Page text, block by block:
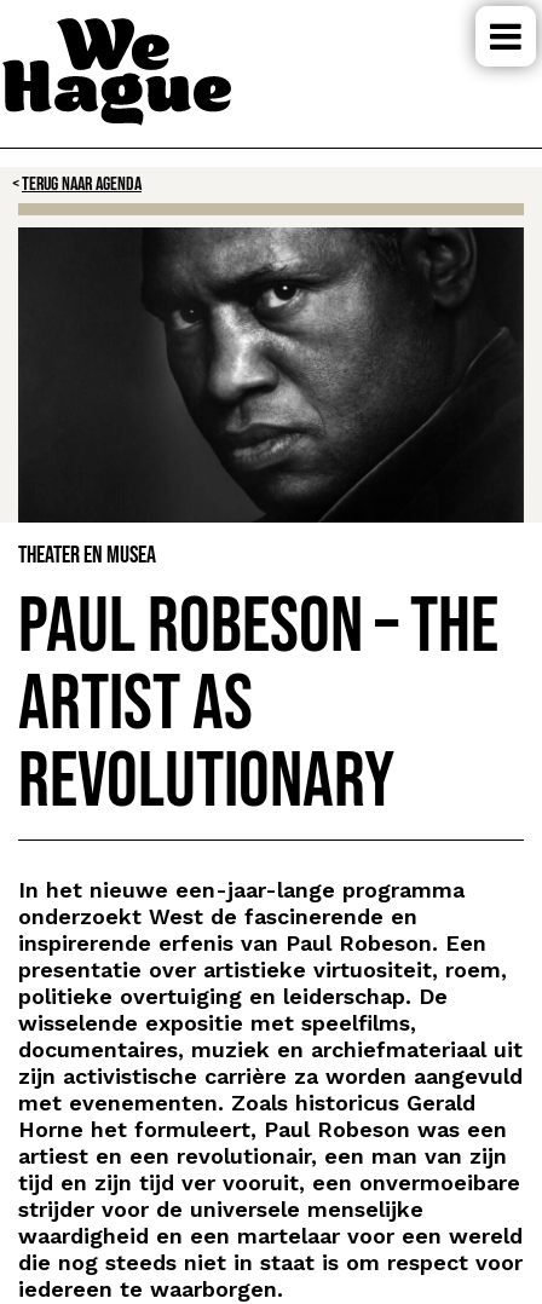
TERUG NAAR AGENDA
Theater en Musea
Paul Robeson – The
artist as
revolutionary
In het nieuwe een-jaar-lange programma
onderzoekt West de fascinerende en
inspirerende erfenis van Paul Robeson. Een
presentatie over artistieke virtuositeit, roem,
politieke overtuiging en leiderschap. De
wisselende expositie met speelfilms,
documentaires, muziek en archiefmateriaal uit
zijn activistische carrière za worden aangevuld
met evenementen. Zoals historicus Gerald
Horne het formuleert, Paul Robeson was een
artiest en een revolutionair, een man van zijn
tijd en zijn tijd ver vooruit, een onvermoeibare
strijder voor de universele menselijke
waardigheid en een martelaar voor een wereld
die nog steeds niet in staat is om respect voor
iedereen te waarborgen.